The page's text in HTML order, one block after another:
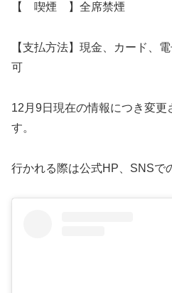
【 喫煙 】全席禁煙
【支払方法】現金、カード、
可
12月9日現在の情報につき変更
す。
行かれる際は公式HP、SNSで